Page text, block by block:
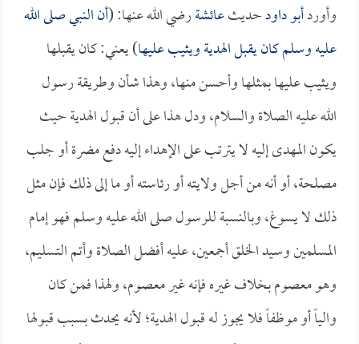
وأوردأبو داودحديثعائشةرضي الله عنها: (أن النبي صلى الله
عليه وسلم كان يقبل الهدية ويثيب عليها) يعني: كان يقبلها
ويثيب عليها بمثلها وأحسن منها، وهذا شأن وطريقة رسول
الله عليه الصلاة والسلام، ودل هذا على أن قبول الهدية حيث
يكون المهدى إليه لا يترتب على الإهداء إليه دفع مضرة أو جلب
مصلحة، أو أنه من أجل ولايته أو رئاسته أو ما إلى ذلك فإن مثل
ذلك لا يسوغ، وبالنسبة للرسول صلى الله عليه وسلم فهو إمام
المسلمين وسيد الخلق أجمعين، عليه أفضل الصلاة وأتم التسليم،
وهو معصوم بخلاف غيره فإنه غير معصوم، ولهذا فمن كان
والياً أو موظفاً فلا يجوز له قبول الهدية؛ لأنه يحدث بسبب قبولها